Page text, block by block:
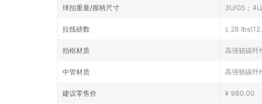
球拍重量/握柄尺寸 3U/G5；
拉线磅数 ≦ 28
拍框材质 高强韧碳纤
中管材质 高强韧碳纤
建议零售价 ¥ 980.00